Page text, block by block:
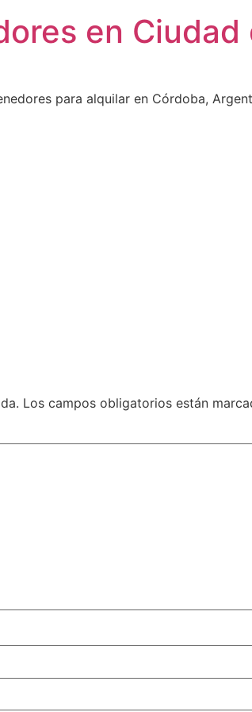
en
para alquilar en Córdoba,
Los campos obligatorios están